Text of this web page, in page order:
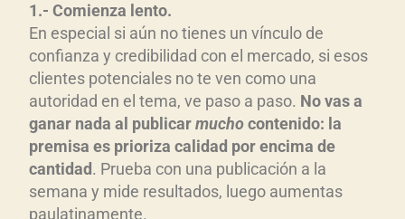
1.- Comienza lento.
En especial si aún no tienes un vínculo de
confianza y credibilidad con el mercado, si esos
clientes potenciales no te ven como una
autoridad en el tema, ve paso a paso. No vas a
ganar nada al publicarmuchocontenido: la
premisa es prioriza calidad por encima de
cantidad. Prueba con una publicación a la
semana y mide resultados, luego aumentas
paulatinamente.